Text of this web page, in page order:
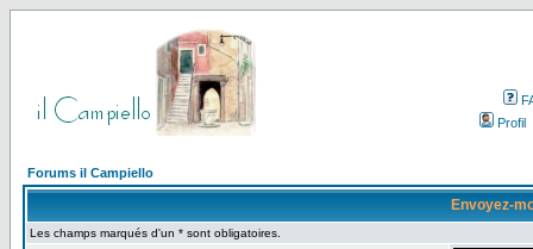
Profil
Forums il Campiello
Envoyez-
Les champs marqués d'un * sont obligatoires.